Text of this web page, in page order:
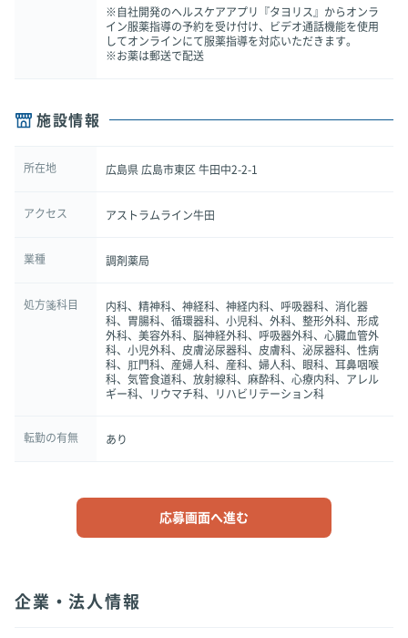
※自社開発のヘルスケアアプリ『タヨリス』からオンラ
イン服薬指導の予約を受け付け、ビデオ通話機能を使用
してオンラインにて服薬指導を対応いただきます。
※お薬は郵送で配送
施設情報
所在地 広島県 広島市東区 牛田中2-2-1
アクセス アストラムライン牛田
業種 調剤薬局
処方箋科目
内科、精神科、神経科、神経内科、呼吸器科、消化器
科、胃腸科、循環器科、小児科、外科、整形外科、形成
外科、美容外科、脳神経外科、呼吸器外科、心臓血管外
科、小児外科、皮膚泌尿器科、皮膚科、泌尿器科、性病
科、肛門科、産婦人科、産科、婦人科、眼科、耳鼻咽喉
科、気管食道科、放射線科、麻酔科、心療内科、アレル
ギー科、リウマチ科、リハビリテーション科
転勤の有無 あり
応募画面へ進む
企業・法人情報